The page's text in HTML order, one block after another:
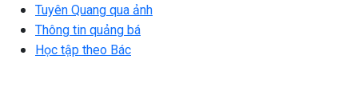
Tuyên Quang qua ảnh
Thông tin quảng bá
Học tập theo Bác